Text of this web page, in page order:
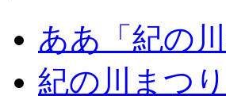
ああ「紀の
紀の川まつ